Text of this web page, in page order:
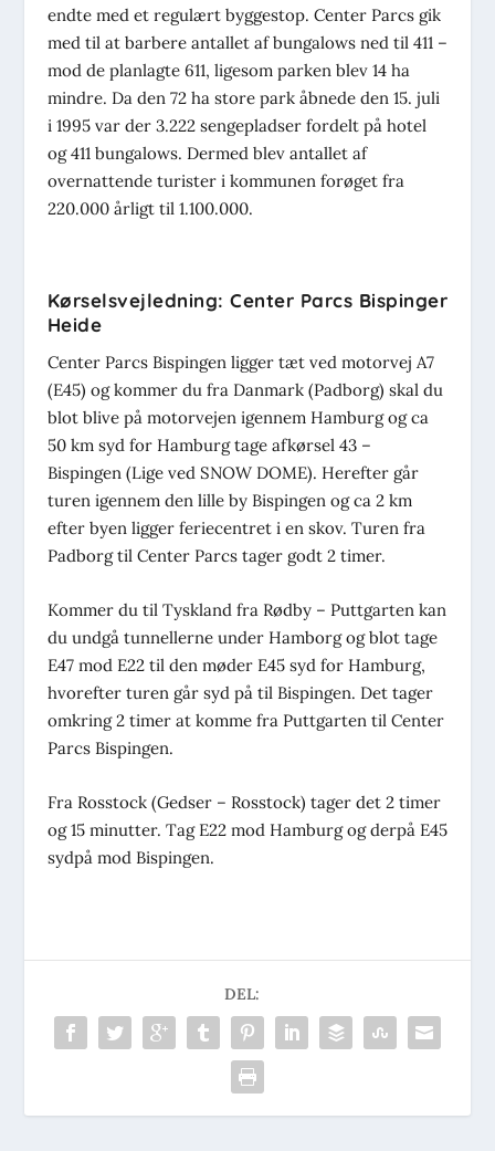
endte med et regulært byggestop. Center Parcs gik
med til at barbere antallet af bungalows ned til 411 –
mod de planlagte 611, ligesom parken blev 14 ha
mindre. Da den 72 ha store park åbnede den 15. juli
i 1995 var der 3.222 sengepladser fordelt på hotel
og 411 bungalows. Dermed blev antallet af
overnattende turister i kommunen forøget fra
220.000 årligt til 1.100.000.
Kørselsvejledning: Center Parcs Bispinger
Heide
Center Parcs Bispingen ligger tæt ved motorvej A7
(E45) og kommer du fra Danmark (Padborg) skal du
blot blive på motorvejen igennem Hamburg og ca
50 km syd for Hamburg tage afkørsel 43 –
Bispingen (Lige ved SNOW DOME). Herefter går
turen igennem den lille by Bispingen og ca 2 km
efter byen ligger feriecentret i en skov. Turen fra
Padborg til Center Parcs tager godt 2 timer.
Kommer du til Tyskland fra Rødby – Puttgarten kan
du undgå tunnellerne under Hamborg og blot tage
E47 mod E22 til den møder E45 syd for Hamburg,
hvorefter turen går syd på til Bispingen. Det tager
omkring 2 timer at komme fra Puttgarten til Center
Parcs Bispingen.
Fra Rosstock (Gedser – Rosstock) tager det 2 timer
og 15 minutter. Tag E22 mod Hamburg og derpå E45
sydpå mod Bispingen.
DEL: